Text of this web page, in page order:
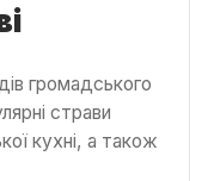
громадського
страви
кухні, а також